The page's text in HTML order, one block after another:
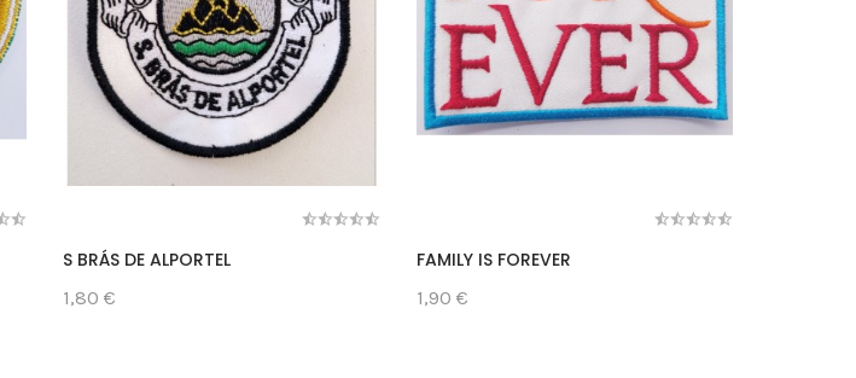
S BRÁS DE ALPORTEL
1,80 €
FAMILY IS FOREVER
1,90 €